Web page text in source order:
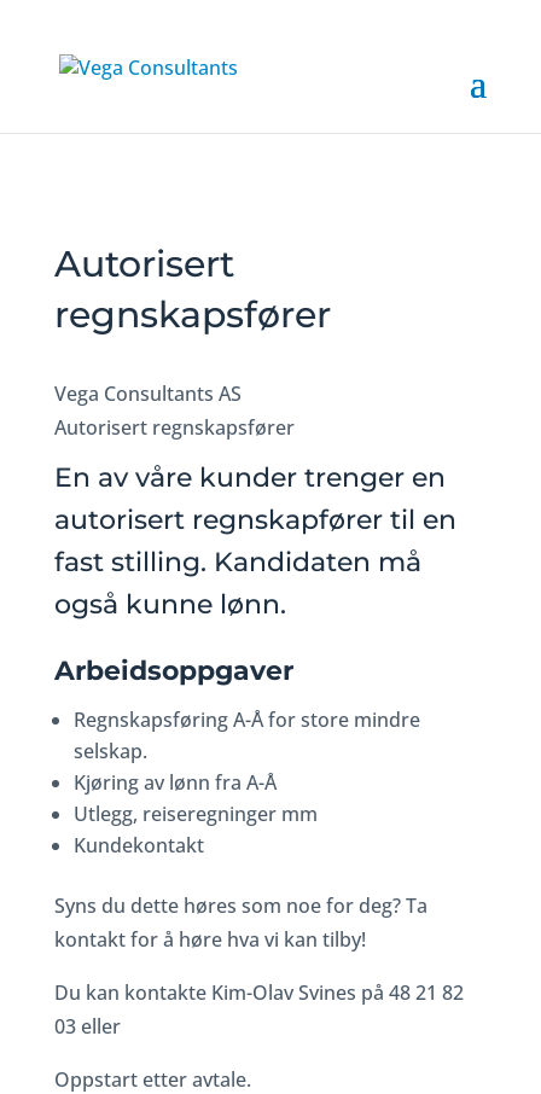
Autorisert
regnskapsfører
Vega Consultants AS
Autorisert regnskapsfører
En av våre kunder trenger en
autorisert regnskapfører til en
fast stilling. Kandidaten må
også kunne lønn.
Arbeidsoppgaver
Regnskapsføring A-Å for store mindre
selskap.
Kjøring av lønn fra A-Å
Utlegg, reiseregninger mm
Kundekontakt
Syns du dette høres som noe for deg? Ta
kontakt for å høre hva vi kan tilby!
Du kan kontakte Kim-Olav Svines på 48 21 82
03 eller
Oppstart etter avtale.